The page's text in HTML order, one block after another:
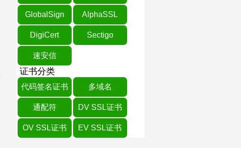
GlobalSign AlphaSSL
DigiCert Sectigo
速安信
证书分类
代码签名证书 多域名
通配符 DV SSL证书
OV SSL证书 EV SSL证书